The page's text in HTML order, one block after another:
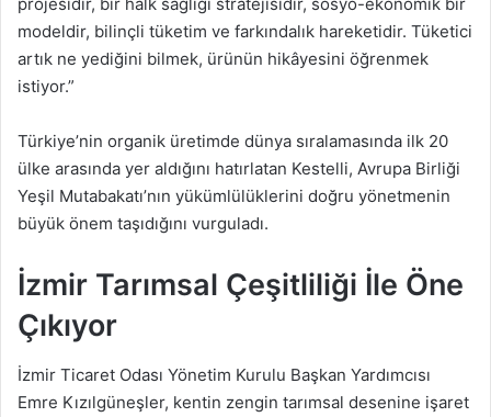
projesidir, bir halk sağlığı stratejisidir, sosyo-ekonomik bir
modeldir, bilinçli tüketim ve farkındalık hareketidir. Tüketici
artık ne yediğini bilmek, ürünün hikâyesini öğrenmek
istiyor.”
Türkiye’nin organik üretimde dünya sıralamasında ilk 20
ülke arasında yer aldığını hatırlatan Kestelli, Avrupa Birliği
Yeşil Mutabakatı’nın yükümlülüklerini doğru yönetmenin
büyük önem taşıdığını vurguladı.
İzmir Tarımsal Çeşitliliği İle Öne
Çıkıyor
İzmir Ticaret Odası Yönetim Kurulu Başkan Yardımcısı
Emre Kızılgüneşler, kentin zengin tarımsal desenine işaret